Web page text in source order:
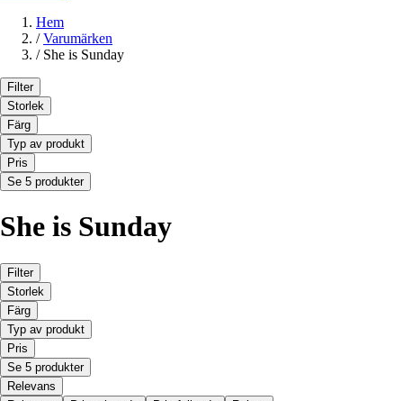
Hem
/ Varumärken
/ She is Sunday
Filter
Storlek
Färg
Typ av produkt
Pris
Se 5 produkter
She is Sunday
Filter
Storlek
Färg
Typ av produkt
Pris
Se 5 produkter
Relevans